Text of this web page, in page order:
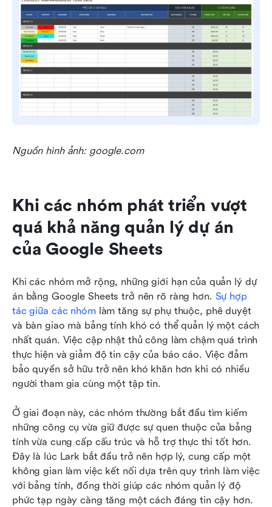
Nguồn hình ảnh: google.com
Khi các nhóm phát triển vượt
quá khả năng quản lý dự án
của Google Sheets
Khi các nhóm mở rộng, những giới hạn của quản lý dự
án bằng Google Sheets trở nên rõ ràng hơn. Sự hợp
tác giữa các nhóm làm tăng sự phụ thuộc, phê duyệt
và bàn giao mà bảng tính khó có thể quản lý một cách
nhất quán. Việc cập nhật thủ công làm chậm quá trình
thực hiện và giảm độ tin cậy của báo cáo. Việc đảm
bảo quyền sở hữu trở nên khó khăn hơn khi có nhiều
người tham gia cùng một tập tin.
Ở giai đoạn này, các nhóm thường bắt đầu tìm kiếm
những công cụ vừa giữ được sự quen thuộc của bảng
tính vừa cung cấp cấu trúc và hỗ trợ thực thi tốt hơn.
Đây là lúc Lark bắt đầu trở nên hợp lý, cung cấp một
không gian làm việc kết nối dựa trên quy trình làm việc
với bảng tính, đồng thời giúp các nhóm quản lý độ
phức tạp ngày càng tăng một cách đáng tin cậy hơn.